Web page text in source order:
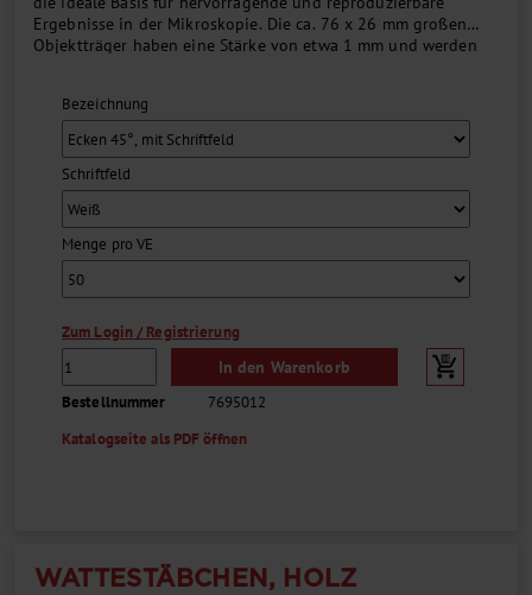
Ergebnisse in der Mikroskopie. Die ca. 76 x 26 mm großen
Objektträger haben eine Stärke von etwa 1 mm und werden
Artikeln nur auf einer Seite....
Bezeichnung
Schriftfeld
Menge pro VE
Zum Login / Registrierung
In den Warenkorb
Bestellnummer
7695012
Katalogseite als PDF öffnen
WATTESTÄBCHEN, HOLZ